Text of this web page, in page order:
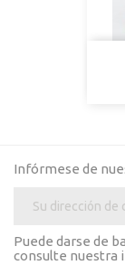
Infórmese de
Puede darse de
consulte nuestra